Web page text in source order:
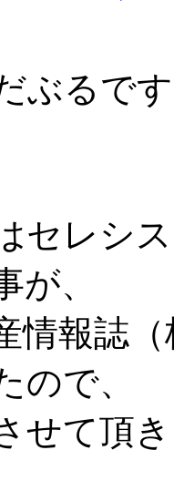
ぶるで
セレシ
が、
情報誌
ので、
せて頂